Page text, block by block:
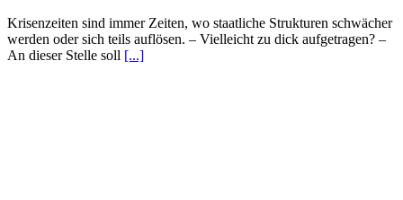
Krisenzeiten sind immer Zeiten, wo staatliche Strukturen schwächer
werden oder sich teils auflösen. – Vielleicht zu dick aufgetragen? –
An dieser Stelle soll [...]